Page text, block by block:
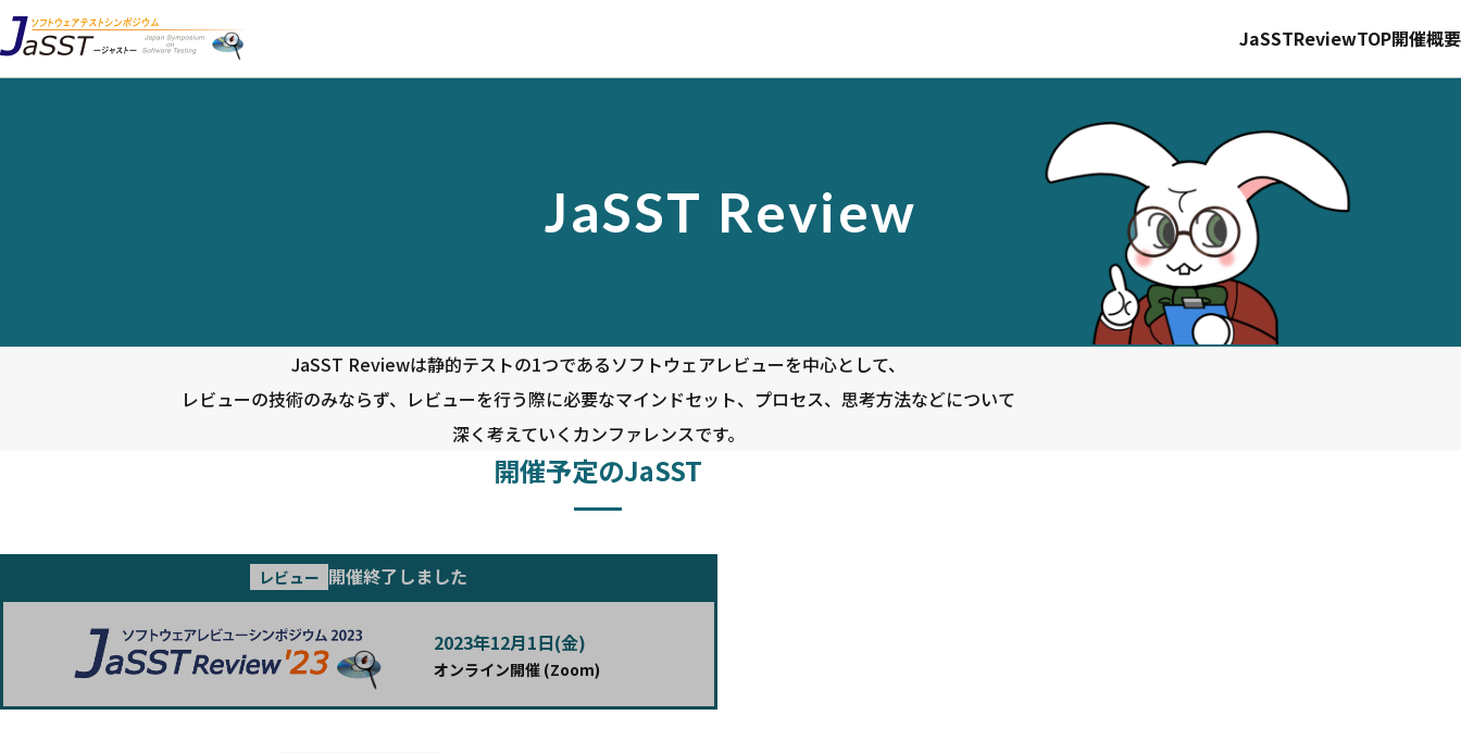
JaSSTReviewTOP開催概要
JaSST Review
JaSST Reviewは静的テストの1つであるソフトウェアレビューを中心として、
レビューの技術のみならず、レビューを行う際に必要なマインドセット、プロセス、思考方法などについて
深く考えていくカンファレンスです。
開催予定のJaSST
レビュー 開催終了しました
2023年12月1日(金)
オンライン開催 (Zoom)